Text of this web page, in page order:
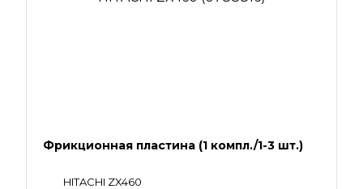
Фрикционная пластина (1 компл./1-3 шт.)
HITACHI ZX460